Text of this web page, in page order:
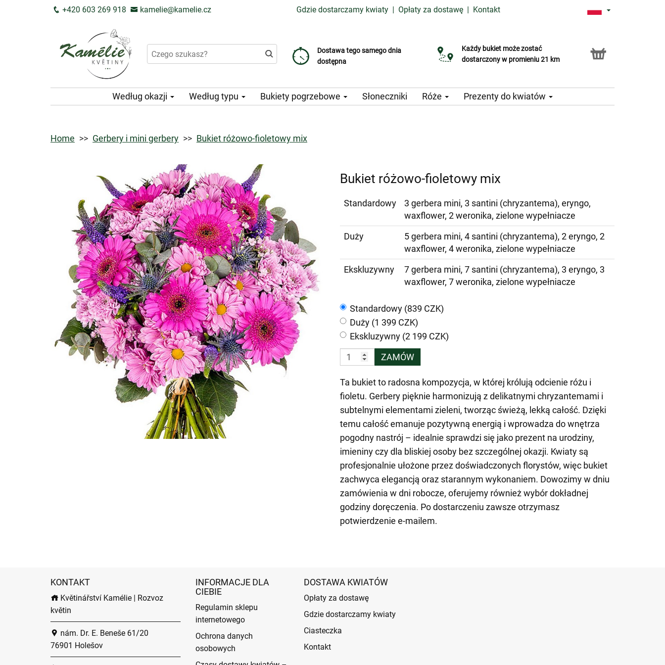
+420 603 269 918 kamelie@kamelie.cz Gdzie dostarczamy kwiaty | Opłaty za dostawę | Kontakt
Dostawa tego samego dnia
dostępna
Koszt dostawy już od 99 CZK
Wybierz datę dostawy
Każdy bukiet może zostać
dostarczony w promieniu 21 km
Usługa Click & Collect
Według okazji Według typu Bukiety pogrzebowe Słoneczniki Róże Prezenty do kwiatów
Home Gerbery i mini gerbery Bukiet różowo-fioletowy mix
Bukiet różowo-fioletowy mix
Standardowy
3 gerbera mini, 3 santini (chryzantema), eryngo,
waxflower, 2 weronika, zielone wypełniacze
Duży
5 gerbera mini, 4 santini (chryzantema), 2 eryngo, 2
waxflower, 4 weronika, zielone wypełniacze
Ekskluzywny
7 gerbera mini, 7 santini (chryzantema), 3 eryngo, 3
waxflower, 7 weronika, zielone wypełniacze
Standardowy (839 CZK)
Duży (1 399 CZK)
Ekskluzywny (2 199 CZK)
ZAMÓW
Ta bukiet to radosna kompozycja, w której królują odcienie różu i
fioletu. Gerbery pięknie harmonizują z delikatnymi chryzantemami i
subtelnymi elementami zieleni, tworząc świeżą, lekką całość. Dzięki
temu całość emanuje pozytywną energią i wprowadza do wnętrza
pogodny nastrój – idealnie sprawdzi się jako prezent na urodziny,
imieniny czy dla bliskiej osoby bez szczególnej okazji. Kwiaty są
profesjonalnie ułożone przez doświadczonych florystów, więc bukiet
zachwyca elegancją oraz starannym wykonaniem. Dowozimy w dniu
zamówienia w dni robocze, oferujemy również wybór dokładnej
godziny doręczenia. Po dostarczeniu zawsze otrzymasz
potwierdzenie e-mailem.
KONTAKT
Květinářství Kamélie | Rozvoz
květin
nám. Dr. E. Beneše 61/20
76901 Holešov
INFORMACJE DLA
CIEBIE
Regulamin sklepu
internetowego
Ochrona danych
osobowych
DOSTAWA KWIATÓW
Opłaty za dostawę
Gdzie dostarczamy kwiaty
Ciasteczka
Kontakt